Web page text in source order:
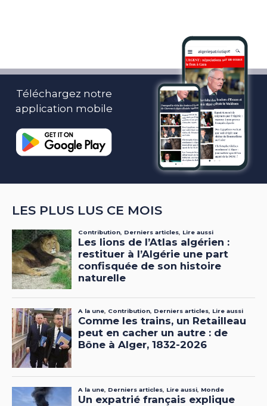
Téléchargez notre
application mobile
LES PLUS LUS CE MOIS